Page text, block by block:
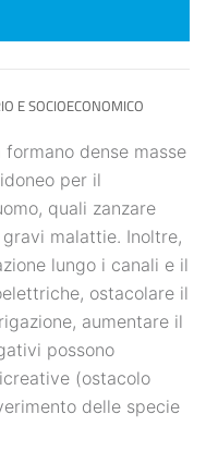
E SOCIOECONOMICO
dense masse
per il
quali zanzare
malattie. Inoltre,
lungo i canali e il
ostacolare il
aumentare il
possono
(ostacolo
delle specie